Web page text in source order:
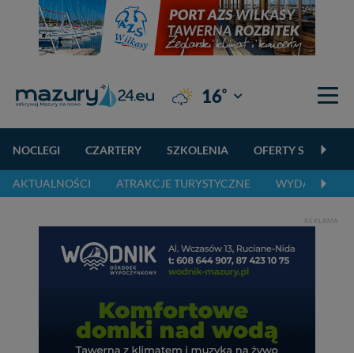
16° Giżycko
NOCLEGI CZARTERY SZKOLENIA OFERTY
AKTUALNOŚCI ATRAKCJE TURYSTYCZNE WYDARZENIA
REKLAMA